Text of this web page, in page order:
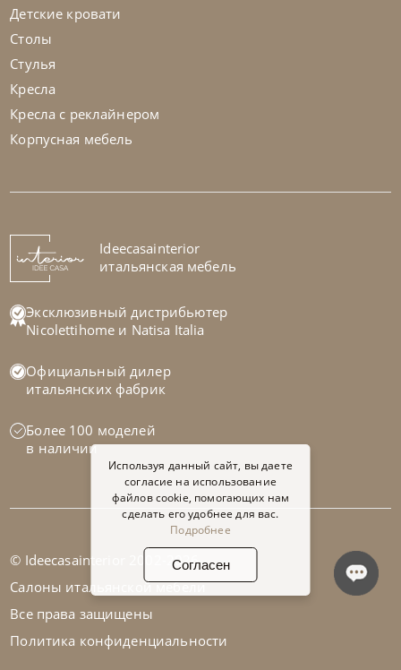
Кресло Happiness
На заказ 45-90 дн
228 600 ₽
-40% до 08.31
Nicolettihome
Кресло Love
45-90 дн
Детские кровати
Столы
Стулья
Кресла
Кресла с реклайнером
Корпусная мебель
Ideecasainterior
итальянская мебель
Эксклюзивный дистрибьютер
Nicolettihome и Natisa Italia
Официальный дилер
итальянских фабрик
Более 100 моделей
в наличии
© Ideecasainterior 2002-2026
Салоны итальянской мебели
Все права защищены
Политика конфиденциальности
Используя данный сайт, вы даете
согласие на использование
файлов cookie, помогающих нам
сделать его удобнее для вас.
Подробнее
Согласен